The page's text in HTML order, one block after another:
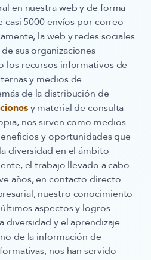
en nuestra web y de forma
casi 5000 envíos por correo
la web y redes sociales
sus organizaciones
los recursos informativos de
y medios de
de la distribución de
y material de consulta
nos sirven como medios
y oportunidades que
diversidad en el ámbito
el trabajo llevado a cabo
años, en contacto directo
nuestro conocimiento
aspectos y logros
diversidad y el aprendizaje
de la información de
nos han servido